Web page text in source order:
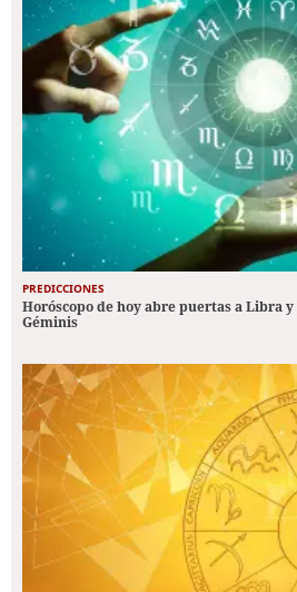
PREDICCIONES
Horóscopo de hoy abre puertas a Libra
Géminis